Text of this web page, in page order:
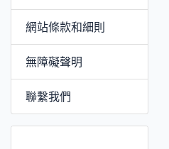
網站條款和細則
無障礙聲明
聯繫我們